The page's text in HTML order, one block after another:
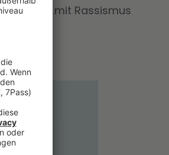
ihr mit Rassismus